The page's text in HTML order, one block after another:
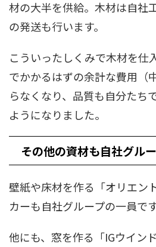
材の大半を供給。木材は自社
の発送も行います。
こういったしくみで木材を仕
でかかるはずの余計な費用（
らなくなり、品質も自分たち
ようになりました。
その他の資材も自社グル
壁紙や床材を作る「オリエン
カーも自社グループの一員です
他にも、窓を作る「IGウイン